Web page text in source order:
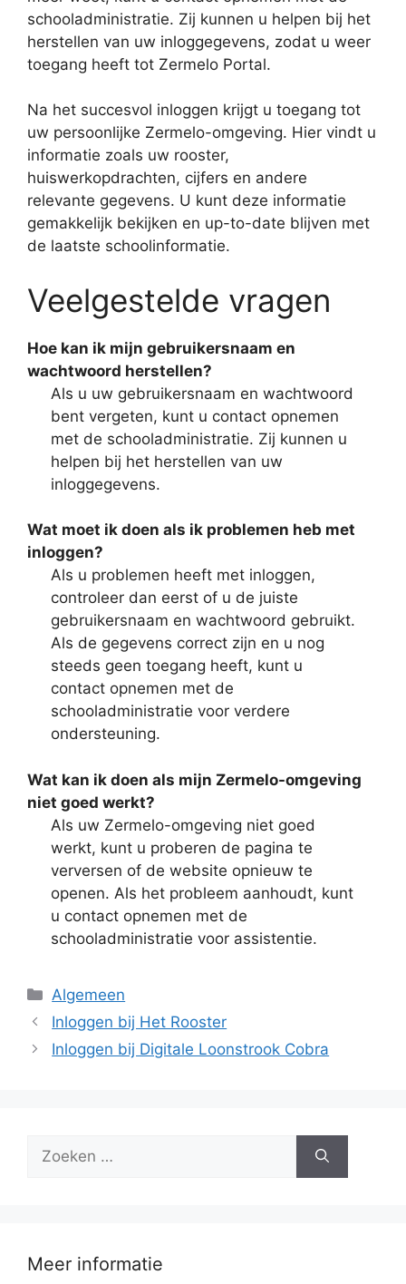
schooladministratie. Zij kunnen u helpen bij het
herstellen van uw inloggegevens, zodat u weer
toegang heeft tot Zermelo Portal.
Na het succesvol inloggen krijgt u toegang tot
uw persoonlijke Zermelo-omgeving. Hier vindt u
informatie zoals uw rooster,
huiswerkopdrachten, cijfers en andere
relevante gegevens. U kunt deze informatie
gemakkelijk bekijken en up-to-date blijven met
de laatste schoolinformatie.
Veelgestelde vragen
Hoe kan ik mijn gebruikersnaam en
wachtwoord herstellen?
Als u uw gebruikersnaam en wachtwoord
bent vergeten, kunt u contact opnemen
met de schooladministratie. Zij kunnen u
helpen bij het herstellen van uw
inloggegevens.
Wat moet ik doen als ik problemen heb met
inloggen?
Als u problemen heeft met inloggen,
controleer dan eerst of u de juiste
gebruikersnaam en wachtwoord gebruikt.
Als de gegevens correct zijn en u nog
steeds geen toegang heeft, kunt u
contact opnemen met de
schooladministratie voor verdere
ondersteuning.
Wat kan ik doen als mijn Zermelo-omgeving
niet goed werkt?
Als uw Zermelo-omgeving niet goed
werkt, kunt u proberen de pagina te
verversen of de website opnieuw te
openen. Als het probleem aanhoudt, kunt
u contact opnemen met de
schooladministratie voor assistentie.
Categorieën
Algemeen
Inloggen bij Het Rooster
Inloggen bij Digitale Loonstrook Cobra
naar:
Meer informatie